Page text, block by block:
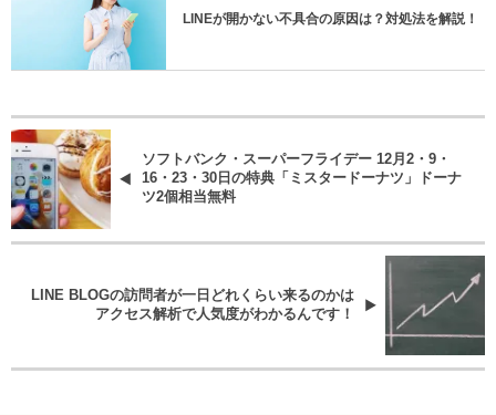
LINEが開かない不具合の原因は？対処法を解説！
ソフトバンク・スーパーフライデー 12月2・9・
16・23・30日の特典「ミスタードーナツ」ドーナ
ツ2個相当無料
LINE BLOGの訪問者が一日どれくらい来るのかは
アクセス解析で人気度がわかるんです！